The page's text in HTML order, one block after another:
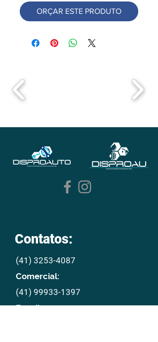
ORÇAR ESTE PRODUTO
Contatos:
(41) 3253-4087
Comercial:
(41) 99933-1397
E mail: